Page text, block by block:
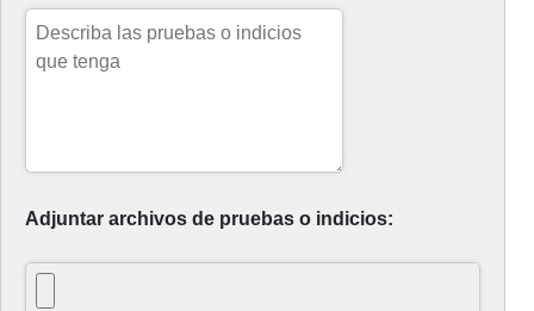
Adjuntar archivos de pruebas o indicios: